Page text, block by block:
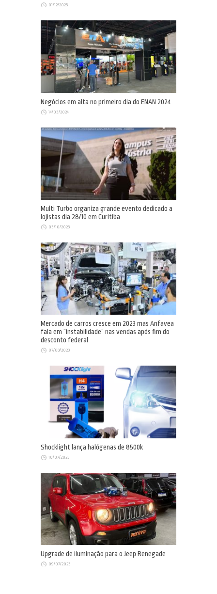
01/12/2025
Negócios em alta no primeiro dia do ENAN 2024
14/03/2024
Multi Turbo organiza grande evento dedicado a
lojistas dia 28/10 em Curitiba
03/10/2023
Mercado de carros cresce em 2023 mas Anfavea
fala em “instabilidade” nas vendas após fim do
desconto federal
07/08/2023
Shocklight lança halógenas de 8500k
10/07/2023
Upgrade de iluminação para o Jeep Renegade
09/07/2023